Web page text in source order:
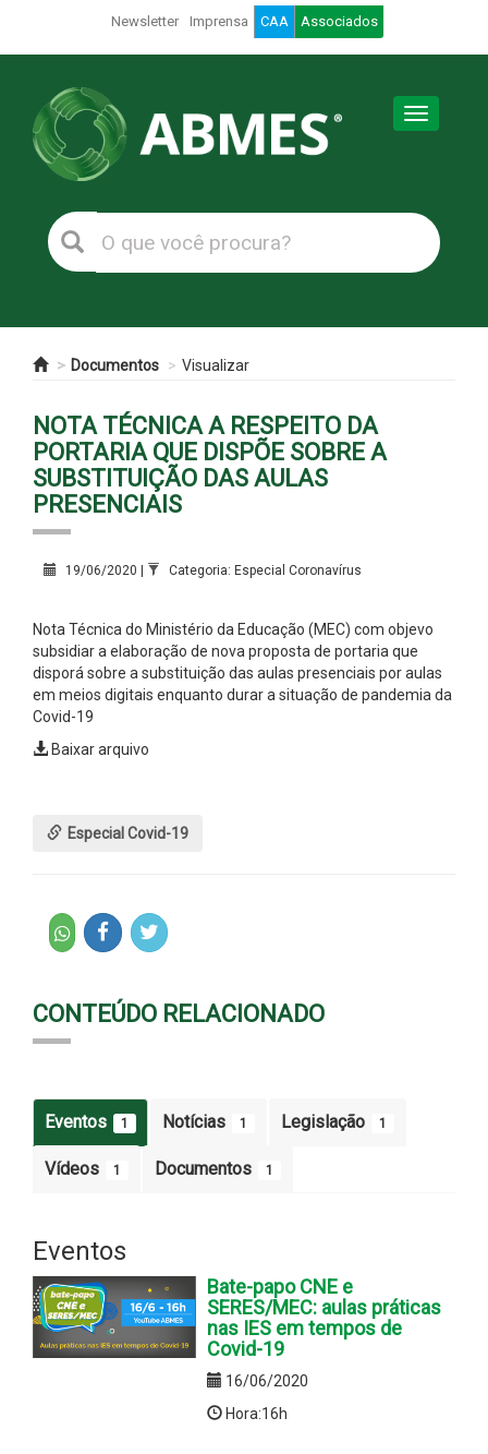
Newsletter Imprensa CAA Associados
Toggle
Documentos Visualizar
NOTA TÉCNICA A RESPEITO DA
PORTARIA QUE DISPÕE SOBRE A
SUBSTITUIÇÃO DAS AULAS
PRESENCIAIS
19/06/2020 | Categoria: Especial Coronavírus
Nota Técnica do Ministério da Educação (MEC) com objevo
subsidiar a elaboração de nova proposta de portaria que
disporá sobre a substituição das aulas presenciais por aulas
em meios digitais enquanto durar a situação de pandemia da
Covid-19
Baixar arquivo
Especial Covid-19
CONTEÚDO RELACIONADO
Eventos 1 Notícias 1 Legislação 1
Vídeos 1 Documentos 1
Eventos
Bate-papo CNE e
SERES/MEC: aulas práticas
nas IES em tempos de
Covid-19
16/06/2020
Hora:16h